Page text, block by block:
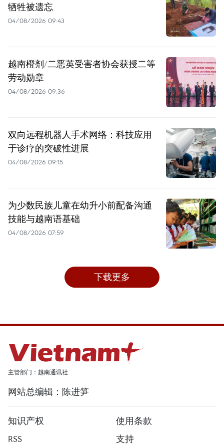
牺牲被遗忘
04/08/2026 09:43
越南橙剂/二恶英受害者协会获授二等
劳动勋章
04/08/2026 09:36
双向远程机器人手术网络：科技应用
于诊疗的突破性进展
04/08/2026 09:15
为少数民族儿童在幼升小前配备沟通
技能与越南语基础
04/08/2026 07:59
下载更多
主管部门：越南通讯社
网站总编辑：陈进笋
知识产权
使用条款
RSS
支持